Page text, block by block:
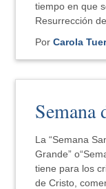
tiempo en que
Resurrección
PorCarola
Semana
La “Semana
Grande”
tiene para los
de Cristo,